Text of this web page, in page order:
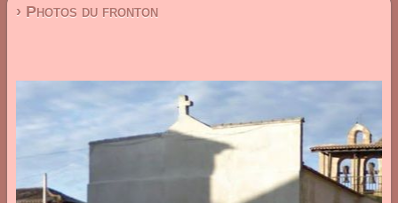
› Photos du fronton